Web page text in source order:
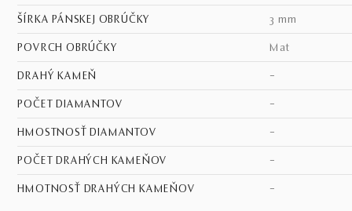
ŠÍRKA PÁNSKEJ OBRÚČKY 3 mm
POVRCH OBRÚČKY mat
DRAHÝ KAMEŇ –
POČET DIAMANTOV –
HMOSTNOSŤ DIAMANTOV –
POČET DRAHÝCH KAMEŇOV –
HMOTNOSŤ DRAHÝCH KAMEŇOV –